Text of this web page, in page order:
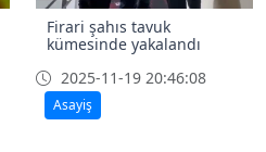
Firari şahıs tavuk
kümesinde yakalandı
2025-11-19 20:46:08
Asayiş